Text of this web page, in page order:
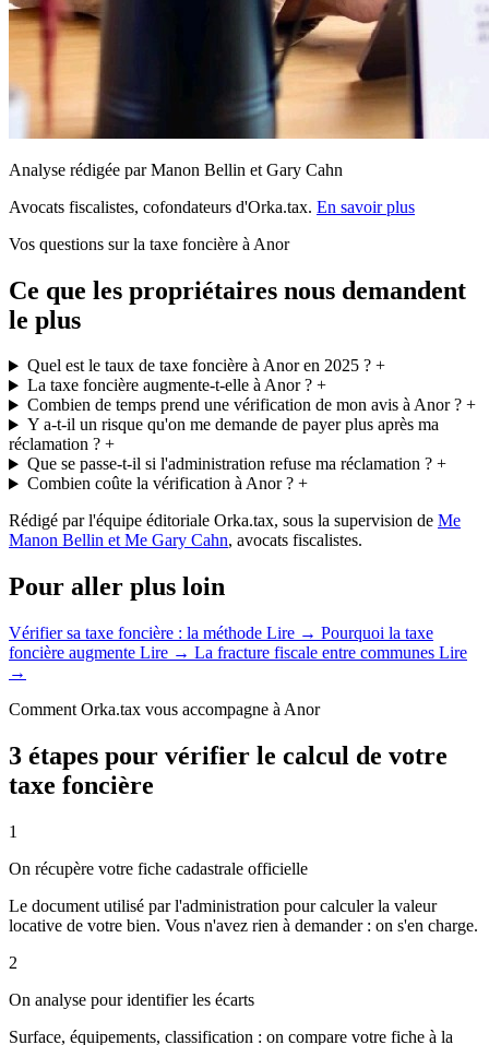
Analyse rédigée par Manon Bellin et Gary Cahn
Avocats fiscalistes, cofondateurs d'Orka.tax. En savoir plus
Vos questions sur la taxe foncière à Anor
Ce que les propriétaires nous demandent
le plus
Quel est le taux de taxe foncière à Anor en 2025 ?+
La taxe foncière augmente-t-elle à Anor ?+
Combien de temps prend une vérification de mon avis à Anor ?+
Y a-t-il un risque qu'on me demande de payer plus après ma
réclamation ? +
Que se passe-t-il si l'administration refuse ma réclamation ?+
Combien coûte la vérification à Anor ?+
Rédigé par l'équipe éditoriale Orka.tax, sous la supervision de Me
Manon Bellin et Me Gary Cahn, avocats fiscalistes.
Pour aller plus loin
Vérifier sa taxe foncière : la méthode Lire → Pourquoi la taxe
foncière augmente Lire → La fracture fiscale entre communes Lire
→
Comment Orka.tax vous accompagne à Anor
3 étapes pour vérifier le calcul de votre
taxe foncière
1
On récupère votre fiche cadastrale officielle
Le document utilisé par l'administration pour calculer la valeur
locative de votre bien. Vous n'avez rien à demander : on s'en charge.
2
On analyse pour identifier les écarts
Surface, équipements, classification : on compare votre fiche à la